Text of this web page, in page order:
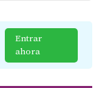
Entrar
ahora